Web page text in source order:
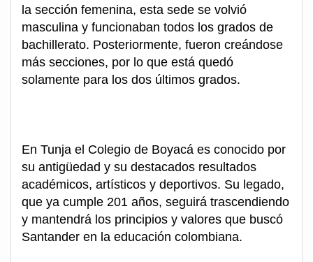
la sección femenina, esta sede se volvió
masculina y funcionaban todos los grados de
bachillerato. Posteriormente, fueron creándose
más secciones, por lo que está quedó
solamente para los dos últimos grados.
En Tunja el Colegio de Boyacá es conocido por
su antigüedad y su destacados resultados
académicos, artísticos y deportivos. Su legado,
que ya cumple 201 años, seguirá trascendiendo
y mantendrá los principios y valores que buscó
Santander en la educación colombiana.